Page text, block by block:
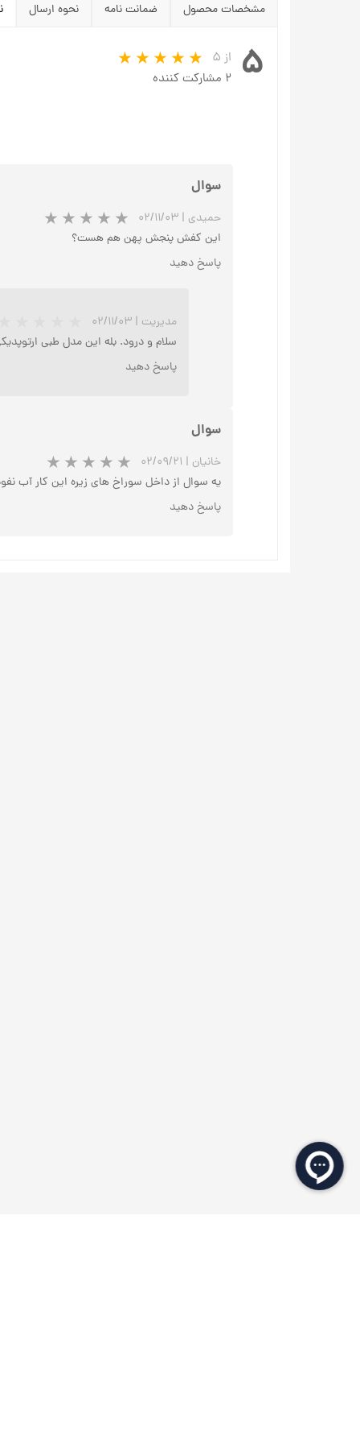
مشخصات محصول ضمانت نامه نحوه ارسال
۵
از ۵
۲ مشارکت کننده
سوال
خانیان | ۰۲/۰۹/۲۱
یه سوال از داخل سوراخ های زیره این کار آب
پاسخ دهید
سوال
حمیدی | ۰۲/۱۱/۰۳
این کفش پنجش پهن هم هست؟
پاسخ دهید
مدیریت | ۰۲/۱۱/۰۳
سلام و درود. بله این مدل طبی
پاسخ دهید